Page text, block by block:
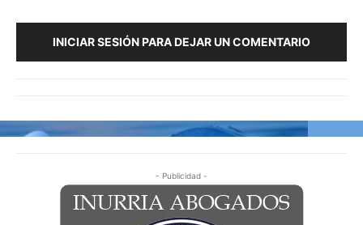
INICIAR SESIÓN PARA DEJAR UN COMENTARIO
- Publicidad -